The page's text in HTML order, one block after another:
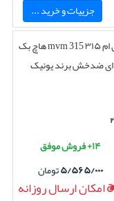
جزییات و خرید ...
چادر ام وی ام ۳۱۵ mvm 315 هاچ بک
ضدخش برند یونیک
۱۴+ فروش موفق
۵/۵۶۵/۰۰۰تومان
امکان ارسال روزانه